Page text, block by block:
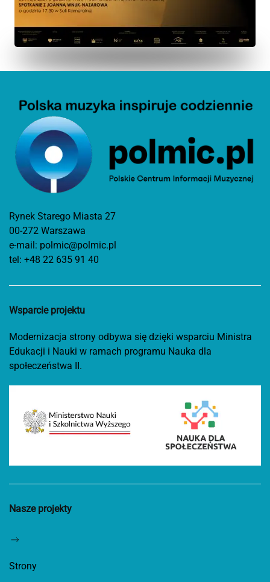
Rynek Starego Miasta 27
00-272 Warszawa
e-mail: polmic@polmic.pl
tel: +48 22 635 91 40
Wsparcie projektu
Modernizacja strony odbywa się dzięki wsparciu Ministra
Edukacji i Nauki w ramach programu Nauka dla
społeczeństwa II.
Nasze projekty
Strony